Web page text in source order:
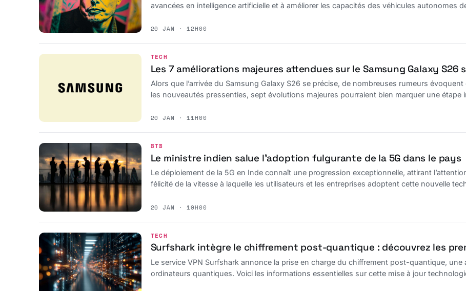
avancées en intelligence artificielle et à améliorer les capacités des véhicules autonomes
20 JAN · 12H00
TECH
Les 7 améliorations majeures attendues sur le Samsung Galaxy S26
Alors que l’arrivée du Samsung Galaxy S26 se précise, de nombreuses rumeurs
les nouveautés pressenties, sept évolutions majeures pourraient bien marquer une étape
20 JAN · 11H00
BTB
Le ministre indien salue l’adoption fulgurante de la 5G dans le pays
Le déploiement de la 5G en Inde connaît une progression exceptionnelle, attirant
félicité de la vitesse à laquelle les utilisateurs et les entreprises adoptent cette nouvelle
20 JAN · 10H00
TECH
Surfshark intègre le chiffrement post-quantique : découvrez les
Le service VPN Surfshark annonce la prise en charge du chiffrement post-quantique,
ordinateurs quantiques. Voici les informations essentielles sur cette mise à jour